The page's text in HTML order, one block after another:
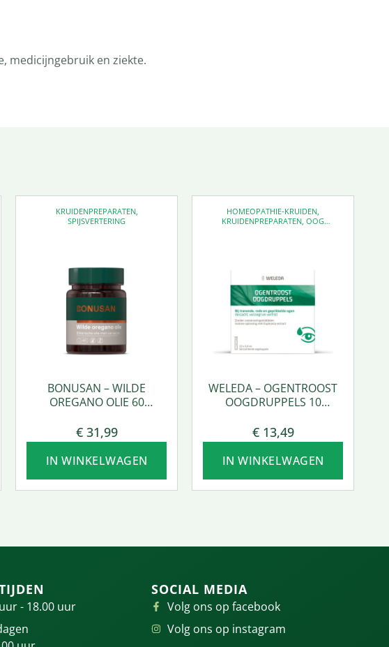
medicijngebruik en ziekte.
KRUIDENPREPARATEN,
SPIJSVERTERING
BONUSAN – WILDE
OREGANO OLIE 60
€31,99
IN WINKELWAGEN
HOMEOPATHIE-KRUIDEN,
KRUIDENPREPARATEN,OOG
WELEDA – OGENTROOST
OOGDRUPPELS 10
€13,49
IN WINKELWAGEN
- 18.00 uur
SOCIAL MEDIA
Volg ons op facebook
Volg ons op instagram